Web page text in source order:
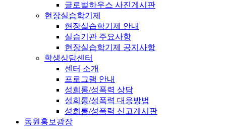
글로벌하우스 사진게시판
현장실습학기제
현장실습학기제 안내
실습기관 주요사항
현장실습학기제 공지사항
학생상담센터
센터 소개
프로그램 안내
성희롱/성폭력 상담
성희롱/성폭력 대응방법
성희롱/성폭력 신고게시판
동원홍보광장